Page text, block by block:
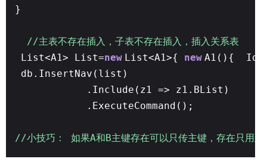
}
//主表不存在插入，子表不存在插入，插入关系表
List<A1> List=new List<A1>{ new A1(){
db.InsertNav(list)
.Include(z1 => z1.BList)
.ExecuteCommand();
//小技巧： 如果A和B主键存在可以只传主键，存在只用到